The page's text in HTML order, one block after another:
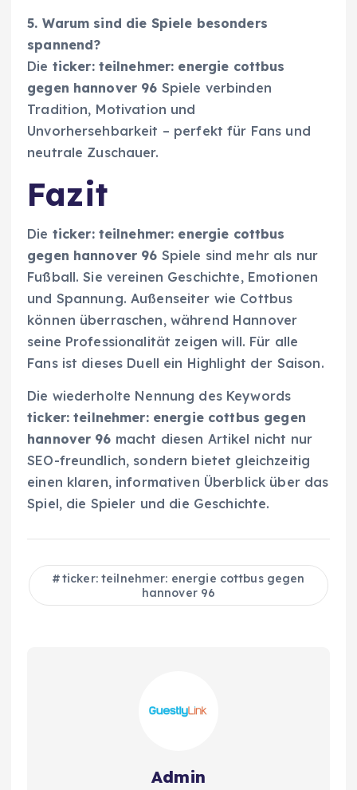
5. Warum sind die Spiele besonders
spannend?
Die ticker: teilnehmer: energie cottbus
gegen hannover 96 Spiele verbinden
Tradition, Motivation und
Unvorhersehbarkeit – perfekt für Fans und
neutrale Zuschauer.
Fazit
Die ticker: teilnehmer: energie cottbus
gegen hannover 96 Spiele sind mehr als nur
Fußball. Sie vereinen Geschichte, Emotionen
und Spannung. Außenseiter wie Cottbus
können überraschen, während Hannover
seine Professionalität zeigen will. Für alle
Fans ist dieses Duell ein Highlight der Saison.
Die wiederholte Nennung des Keywords
ticker: teilnehmer: energie cottbus gegen
hannover 96 macht diesen Artikel nicht nur
SEO-freundlich, sondern bietet gleichzeitig
einen klaren, informativen Überblick über das
Spiel, die Spieler und die Geschichte.
ticker: teilnehmer: energie cottbus gegen
hannover 96
Admin